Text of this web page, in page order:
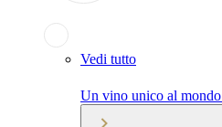
Vedi tutto
Un vino unico al mondo